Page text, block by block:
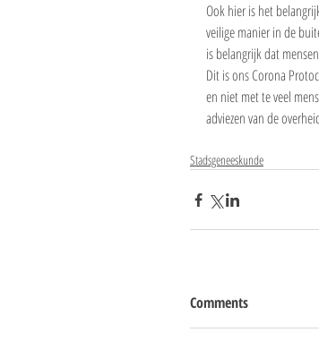
Ook hier is het
veilige manier in de
is belangrijk dat
Dit is ons Corona
en niet met te veel
adviezen van de
Stadsgeneeskunde
Comments